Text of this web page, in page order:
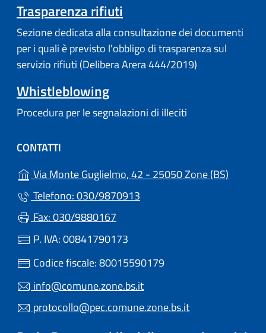
Trasparenza rifiuti
Sezione dedicata alla consultazione dei documenti
per i quali è previsto l'obbligo di trasparenza sul
servizio rifiuti (Delibera Arera 444/2019)
Whistleblowing
Procedura per le segnalazioni di illeciti
CONTATTI
Via Monte Guglielmo, 42 - 25050 Zone (BS)
Telefono: 030/9870913
Fax: 030/9880167
P. IVA: 00841790173
Codice fiscale: 80015590179
info@comune.zone.bs.it
protocollo@pec.comune.zone.bs.it